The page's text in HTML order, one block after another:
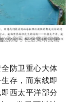
防卫重心大体
存，而东线即
西太平洋部分